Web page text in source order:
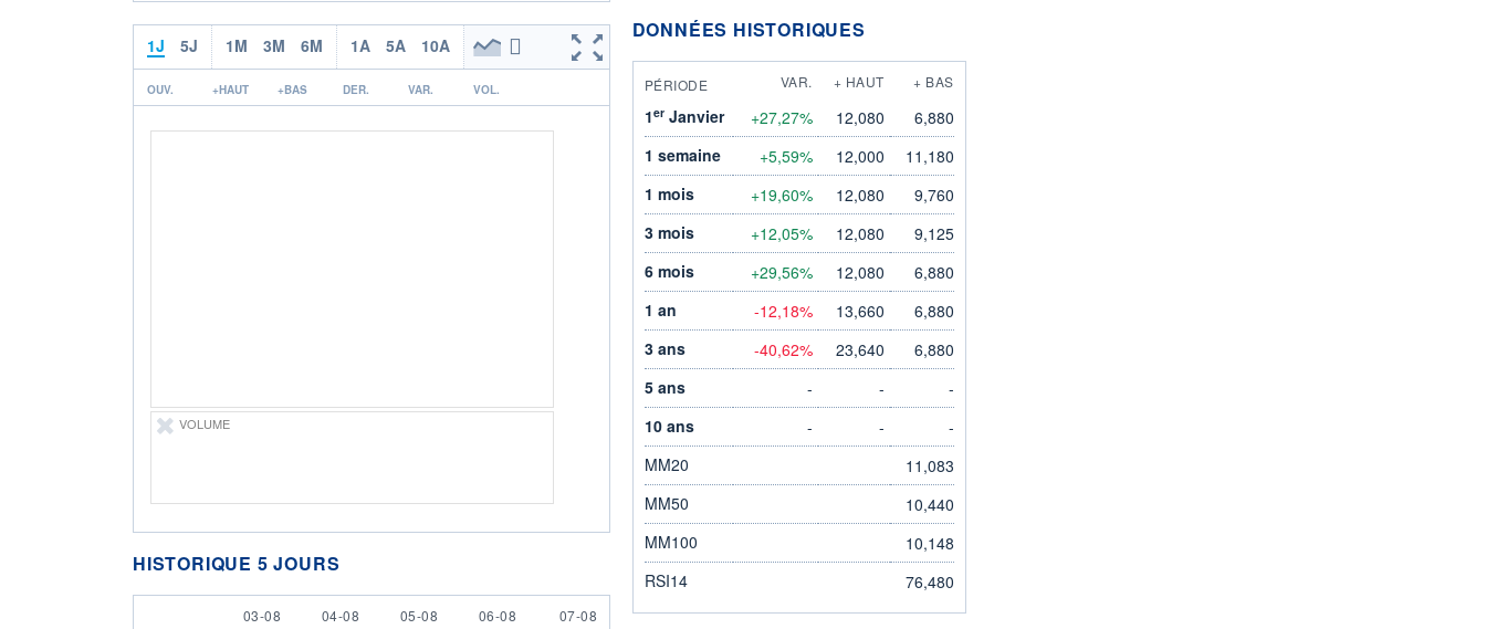
1J 5J 1M 3M 6M 1A 5A 10A
OUV. +HAUT +BAS DER. VAR. VOL.
VOLUME
HISTORIQUE 5 JOURS
3 AUGUST
03-08 4 AUGUST
04-08 5 AUGUST
05-08 6 AUGUST
06-08 7 AUGUST
07-08
DONNÉES HISTORIQUES
PÉRIODE VAR. + HAUT + BAS
1erJanvier +27,27% 12,080
6,880
1 semaine
+5,59% 12,000
11,180
1 mois
+19,60% 12,080
9,760
3 mois
+12,05% 12,080
9,125
6 mois
+29,56% 12,080
6,880
1 an
-12,18% 13,660
6,880
3 ans
-40,62% 23,640
6,880
5 ans
- -
-
10 ans
- -
-
MM20
11,083
MM50
10,440
MM100
10,148
RSI14
76,480